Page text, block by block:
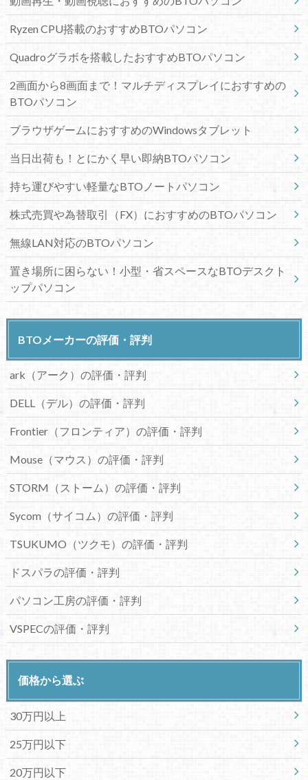
Ryzen CPU搭載のおすすめBTOパソコン
Quadroグラボを搭載したおすすめBTOパソコン
2画面から8画面まで！マルチディスプレイにおすすめの
BTOパソコン
ブラウザゲームにおすすめのWindowsタブレット
当日出荷も！とにかく早い即納BTOパソコン
持ち運びやすい軽量なBTOノートパソコン
株式売買や為替取引（FX）におすすめのBTOパソコン
無線LAN対応のBTOパソコン
置き場所に困らない！小型・省スペースなBTOデスクト
ップパソコン
BTOメーカーの評価・評判
ark（アーク）の評価・評判
DELL（デル）の評価・評判
Frontier（フロンティア）の評価・評判
Mouse（マウス）の評価・評判
STORM（ストーム）の評価・評判
Sycom（サイコム）の評価・評判
TSUKUMO（ツクモ）の評価・評判
ドスパラの評価・評判
パソコン工房の評価・評判
VSPECの評価・評判
価格から選ぶ
30万円以上
25万円以下
20万円以下